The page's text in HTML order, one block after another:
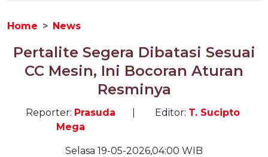
Home News
Pertalite Segera Dibatasi Sesuai
CC Mesin, Ini Bocoran Aturan
Resminya
Reporter: Prasuda
Mega
Editor: T. Sucipto
Selasa 19-05-2026,04:00 WIB